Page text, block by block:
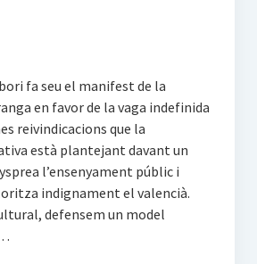
fa seu el manifest de la
en favor de la vaga indefinida
reivindicacions que la
està plantejant davant un
l’ensenyament públic i
indignament el valencià.
defensem un model